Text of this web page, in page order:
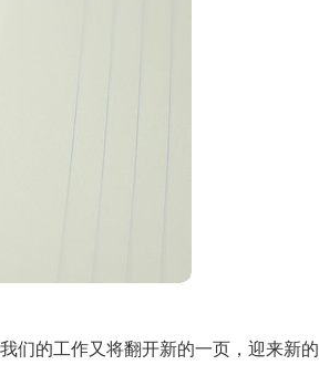
们的工作又将翻开新的一页，迎来新的